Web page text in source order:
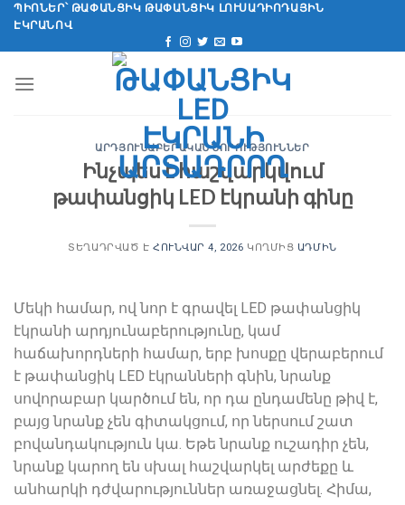
Անցնել
բովանդակությանը
ՊԻՈՆԵՐ՝ ԹԱՓԱՆՑԻԿ ԹԱՓԱՆՑԻԿ ԼՈՒՍԱԴԻՈԴԱՅԻՆ
ԷԿՐԱՆՈՎ
ԱՐԴՅՈՒՆԱԲԵՐԱԿԱՆ ՆՈՐՈՒԹՅՈՒՆՆԵՐ
Ինչպես է հաշվարկվում
թափանցիկ LED էկրանի գինը
ՏԵՂԱԴՐՎԱԾ ԷՀՈՒՆՎԱՐ 4, 2026 ԿՈՂՄԻՑ ԱԴՄԻՆ
Մեկի համար, ով նոր է գրավել LED թափանցիկ
էկրանի արդյունաբերությունը, կամ
հաճախորդների համար, երբ խոսքը վերաբերում
է թափանցիկ LED էկրանների գնին, նրանք
սովորաբար կարծում են, որ դա ընդամենը թիվ է,
բայց նրանք չեն գիտակցում, որ ներսում շատ
բովանդակություն կա. Եթե ​​նրանք ուշադիր չեն,
նրանք կարող են սխալ հաշվարկել արժեքը և
անհարկի դժվարություններ առաջացնել. Հիմա,